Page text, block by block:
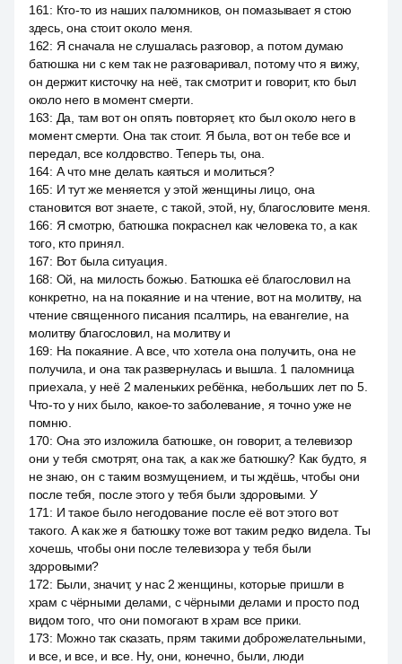
161 : Кто-то из наших паломников, он помазывает я стою
здесь, она стоит около меня.
162: Я сначала не слушалась разговор, а потом думаю
батюшка ни с кем так не разговаривал, потому что я вижу,
он держит кисточку на неё, так смотрит и говорит, кто был
около него в момент смерти.
163: Да, там вот он опять повторяет, кто был около него в
момент смерти. Она так стоит. Я была, вот он тебе все и
передал, все колдовство. Теперь ты, она.
164: А что мне делать каяться и молиться?
165: И тут же меняется у этой женщины лицо, она
становится вот знаете, с такой, этой, ну, благословите меня.
166: Я смотрю, батюшка покраснел как человека то, а как
того, кто принял.
167: Вот была ситуация.
168: Ой, на милость божью. Батюшка её благословил на
конкретно, на на покаяние и на чтение, вот на молитву, на
чтение священного писания псалтирь, на евангелие, на
молитву благословил, на молитву и
169: На покаяние. А все, что хотела она получить, она не
получила, и она так развернулась и вышла. 1 паломница
приехала, у неё 2 маленьких ребёнка, небольших лет по 5.
Что-то у них было, какое-то заболевание, я точно уже не
помню.
170: Она это изложила батюшке, он говорит, а телевизор
они у тебя смотрят, она так, а как же батюшку? Как будто, я
не знаю, он с таким возмущением, и ты ждёшь, чтобы они
после тебя, после этого у тебя были здоровыми. У
171 : И такое было негодование после её вот этого вот
такого. А как же я батюшку тоже вот таким редко видела. Ты
хочешь, чтобы они после телевизора у тебя были
здоровыми?
172: Были, значит, у нас 2 женщины, которые пришли в
храм с чёрными делами, с чёрными делами и просто под
видом того, что они помогают в храм все прики.
173: Можно так сказать, прям такими доброжелательными,
и все, и все, и все. Ну, они, конечно, были, люди